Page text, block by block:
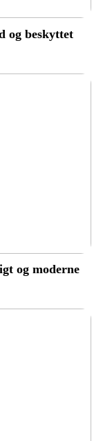
og beskyttet
og moderne